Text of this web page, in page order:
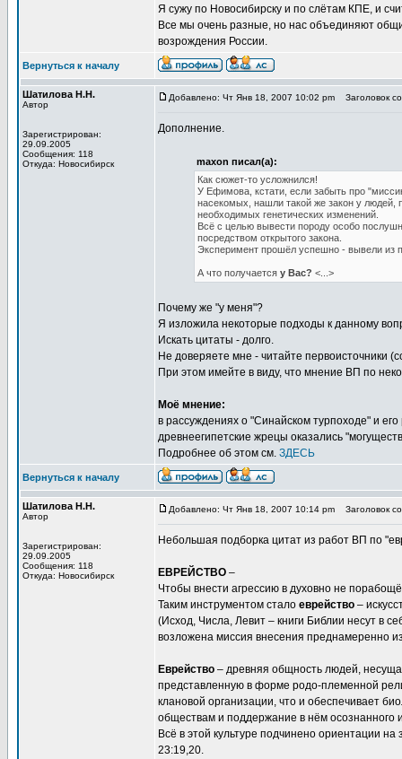
Я сужу по Новосибирску и по слётам КПЕ, и
Все мы очень разные, но нас объединяют
возрождения России.
Вернуться к началу
Шатилова Н.Н.
Автор
Зарегистрирован:
29.09.2005
Сообщения: 118
Откуда: Новосибирск
Добавлено: Чт Янв 18, 2007 10:02 pm Заголовок
Дополнение.
maxon писал(а):
Как сюжет-то усложнился!
У Ефимова, кстати, если забыть про
насекомых, нашли такой же закон у людей,
необходимых генетических изменений.
Всё с целью вывести породу особо
посредством открытого закона.
Эксперимент прошёл успешно - вывели из
А что получается у Вас? <...>
Почему же "у меня"?
Я изложила некоторые подходы к данному
Искать цитаты - долго.
Не доверяете мне - читайте первоисточники
При этом имейте в виду, что мнение ВП по
Моё мнение:
в рассуждениях о "Синайском турпоходе" и
древнеегипетские жрецы оказались
Подробнее об этом см. ЗДЕСЬ
Вернуться к началу
Шатилова Н.Н.
Автор
Зарегистрирован:
29.09.2005
Сообщения: 118
Откуда: Новосибирск
Добавлено: Чт Янв 18, 2007 10:14 pm Заголовок
Небольшая подборка цитат из работ ВП по
ЕВРЕЙСТВО –
Чтобы внести агрессию в духовно не
Таким инструментом стало еврейство –
(Исход, Числа, Левит – книги Библии несут в
возложена миссия внесения преднамеренно
Еврейство – древняя общность людей,
представленную в форме родо-племенной
клановой организации, что и обеспечивает
обществам и поддержание в нём осознанного
Всё в этой культуре подчинено ориентации
23:19,20.